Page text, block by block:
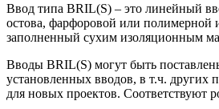
Ввод типа BRIL(S) – это линейный
остова, фарфоровой или полимерной
заполненный сухим изоляционным
Вводы BRIL(S) могут быть
установленных вводов, в т.ч. других
для новых проектов. Соответствуют